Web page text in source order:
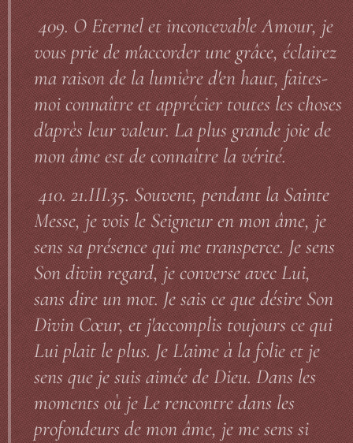
409. O Eternel et inconcevable Amour, je
vous prie de m'accorder une grâce, éclairez
ma raison de la lumière d'en haut, faites-
moi connaître et apprécier toutes les choses
d'après leur valeur. La plus grande joie de
mon âme est de connaître la vérité.
410. 21.III.35. Souvent, pendant la Sainte
Messe, je vois le Seigneur en mon âme, je
sens sa présence qui me transperce. Je sens
Son divin regard, je converse avec Lui,
sans dire un mot. Je sais ce que désire Son
Divin Cœur, et j'accomplis toujours ce qui
Lui plait le plus. Je L'aime à la folie et je
sens que je suis aimée de Dieu. Dans les
moments où je Le rencontre dans les
profondeurs de mon âme, je me sens si